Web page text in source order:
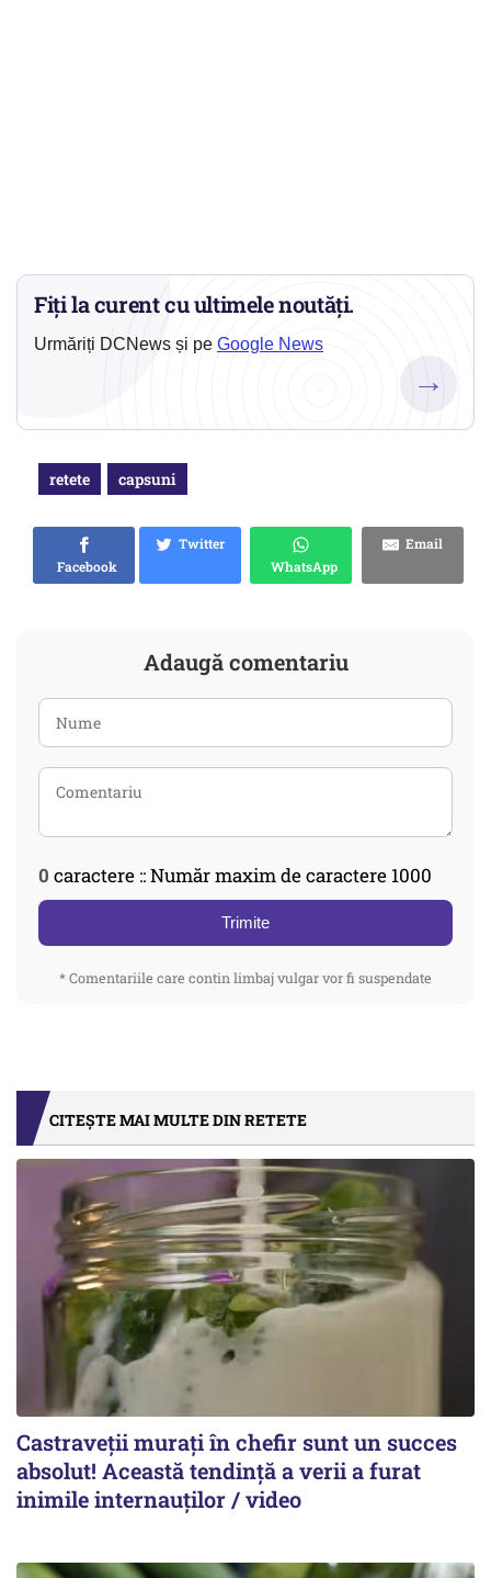
Fiți la curent cu ultimele noutăți.
Urmăriți DCNews și pe Google News
→
retete capsuni
Facebook
Twitter
WhatsApp
Email
Adaugă comentariu
0 caractere :: Număr maxim de caractere 1000
Trimite
* Comentariile care contin limbaj vulgar vor fi suspendate
CITEȘTE MAI MULTE DIN RETETE
Castraveții murați în chefir sunt un succes
absolut! Această tendință a verii a furat
inimile internauților / video